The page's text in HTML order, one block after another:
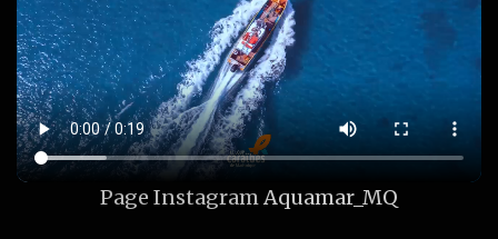
Page InstagramAquamar_MQ